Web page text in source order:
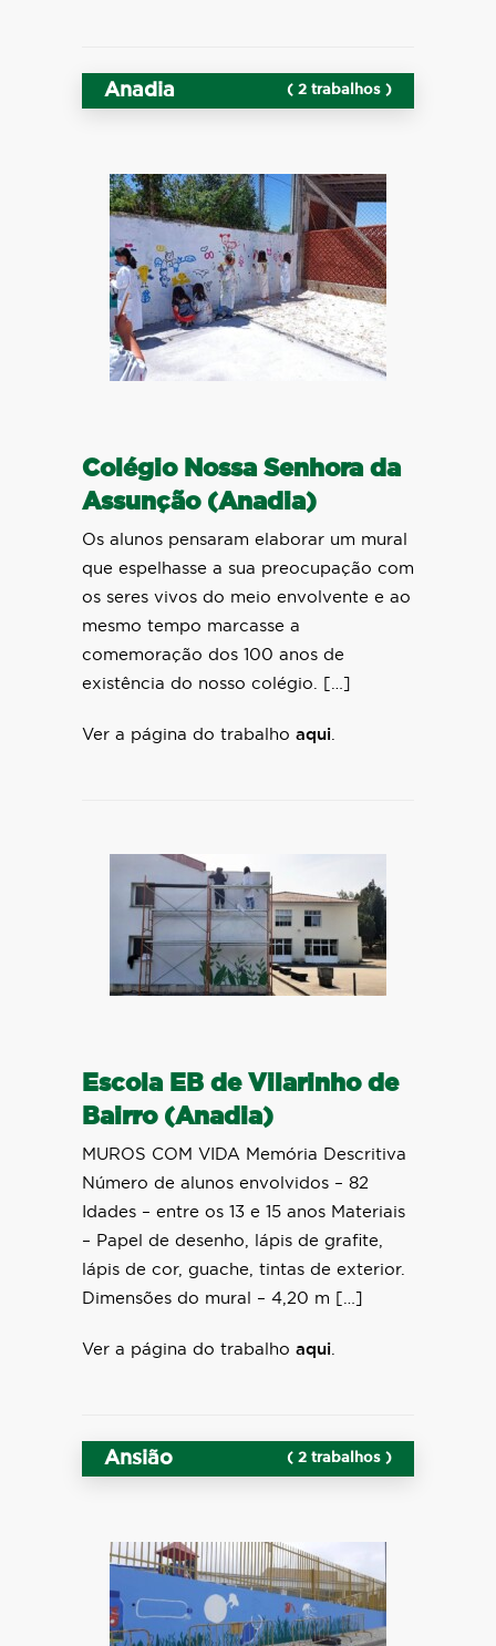
Anadia ( 2 trabalhos )
Colégio Nossa Senhora da
Assunção (Anadia)
Os alunos pensaram elaborar um mural
que espelhasse a sua preocupação com
os seres vivos do meio envolvente e ao
mesmo tempo marcasse a
comemoração dos 100 anos de
existência do nosso colégio. […]
Ver a página do trabalho aqui.
Escola EB de Vilarinho de
Bairro (Anadia)
MUROS COM VIDA Memória Descritiva
Número de alunos envolvidos – 82
Idades – entre os 13 e 15 anos Materiais
– Papel de desenho, lápis de grafite,
lápis de cor, guache, tintas de exterior.
Dimensões do mural – 4,20 m […]
Ver a página do trabalho aqui.
Ansião ( 2 trabalhos )